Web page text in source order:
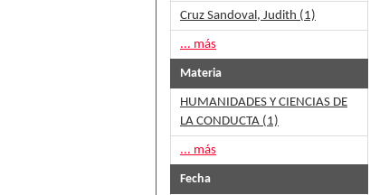
Cruz Sandoval, Judith (1)
... más
Materia
HUMANIDADES Y CIENCIAS DE
LA CONDUCTA (1)
... más
Fecha